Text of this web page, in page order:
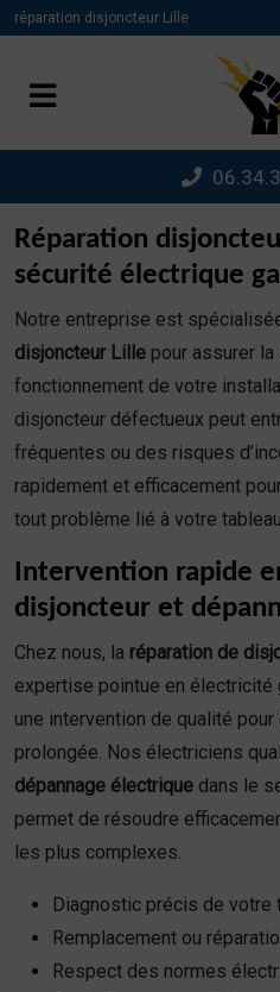
réparation disjoncteur Lille
Réparation
sécurité électrique
Notre entreprise est
disjoncteur Lille pour assurer
fonctionnement de votre
disjoncteur défectueux peut
fréquentes ou des risques
rapidement et efficacement
tout problème lié à votre
Intervention rapide
disjoncteur et
Chez nous, la réparation de
expertise pointue en électricité
une intervention de qualité
prolongée. Nos électriciens
dépannage électrique dans le
permet de résoudre
les plus complexes.
Diagnostic précis de votre
Remplacement ou
Respect des normes
Panneau de gestion des cookies